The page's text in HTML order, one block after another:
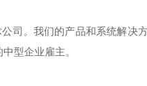
司。我们的产品和系统解决
型企业雇主。